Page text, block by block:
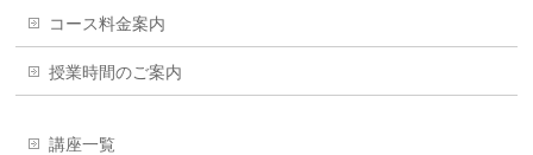
コース料金案内
授業時間のご案内
講座一覧